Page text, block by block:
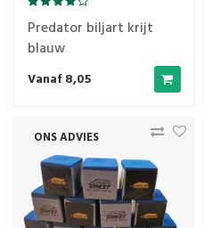
Predator biljart krijt
blauw
Vanaf 8,05
ONS ADVIES